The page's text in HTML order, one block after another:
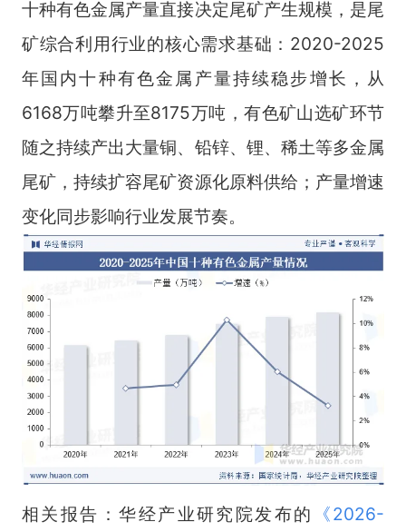
十种有色金属产量直接决定尾矿产生规模，是尾
矿综合利用行业的核心需求基础：2020-2025
年国内十种有色金属产量持续稳步增长，从
6168万吨攀升至8175万吨，有色矿山选矿环节
随之持续产出大量铜、铅锌、锂、稀土等多金属
尾矿，持续扩容尾矿资源化原料供给；产量增速
变化同步影响行业发展节奏。
相关报告：华经产业研究院发布的 《2026-